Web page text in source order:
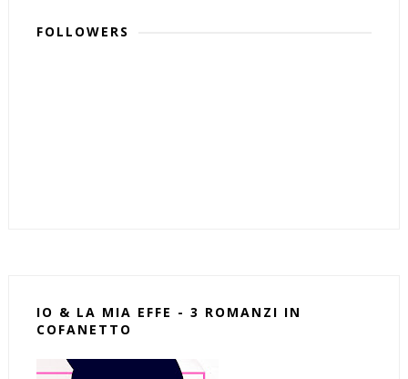
FOLLOWERS
IO & LA MIA EFFE - 3 ROMANZI IN
COFANETTO